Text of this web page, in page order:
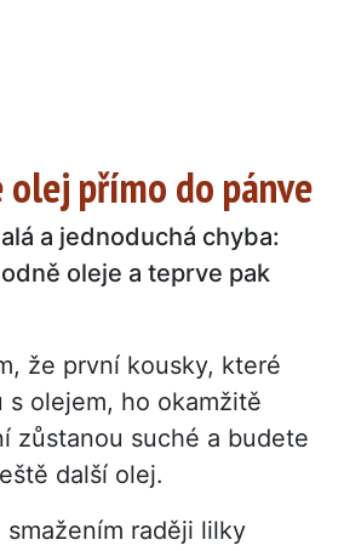
přímo do pánve
a jednoduchá chyba:
oleje a teprve pak
že první kousky, které
s olejem, ho okamžitě
zůstanou suché a budete
další olej.
smažením raději lilky